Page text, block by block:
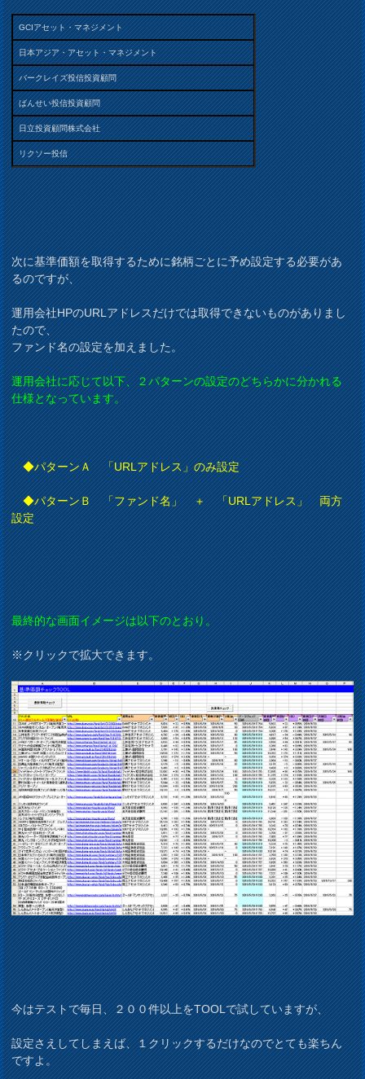
GCIアセット・マネジメント
日本アジア・アセット・マネジメント
バークレイズ投信投資顧問
ばんせい投信投資顧問
日立投資顧問株式会社
リクソー投信
次に基準価額を取得するために銘柄ごとに予め設定する必要があ
るのですが、
運用会社HPのURLアドレスだけでは取得できないものがありまし
たので、
ファンド名の設定を加えました。
運用会社に応じて以下、２パターンの設定のどちらかに分かれる
仕様となっています。
◆パターンＡ 「URLアドレス」のみ設定
◆パターンＢ 「ファンド名」 ＋ 「URLアドレス」 両方
設定
最終的な画面イメージは以下のとおり。
※クリックで拡大できます。
今はテストで毎日、２００件以上をTOOLで試していますが、
設定さえしてしまえば、１クリックするだけなのでとても楽ちん
ですよ。